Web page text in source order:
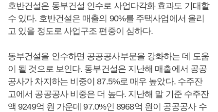
호반건설은 동부건설 인수로 사업다각화 효과도 기대할
수 있다. 호반건설은 매출의 90%를 주택사업에서 올리
고 있을 정도로 사업구조 편중이 심하다.
동부건설을 인수하면 공공공사부문을 강화하는 데 도움
이 될 것으로 보인다. 동부건설은 지난해 매출에서 공공
공사가 차지하는 비중이 87.5%로 매우 높았다. 수주잔
고에서 공공공사 비중은 더 높다. 지난해 말 기준 수주잔
액 9249억 원 가운데 97.0%인 8968억 원이 공공공사 수